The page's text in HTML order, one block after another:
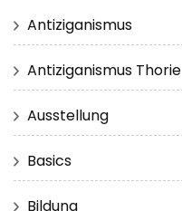
Antiziganismus
Antiziganismus Thorie
Ausstellung
Basics
Bildung